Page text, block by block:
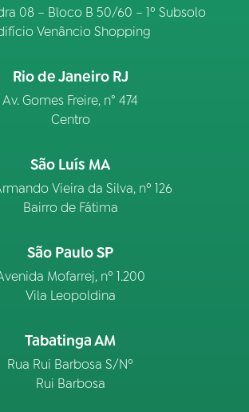
08 – Bloco B 50/60 – 1º Subsolo
Venâncio Shopping
Rio de Janeiro RJ
Av. Gomes Freire, n° 474
Centro
São Luís MA
Vieira da Silva, nº 126
Bairro de Fátima
São Paulo SP
Mofarrej, nº 1.200
Vila Leopoldina
Tabatinga AM
Rua Rui Barbosa S/Nº
Rui Barbosa